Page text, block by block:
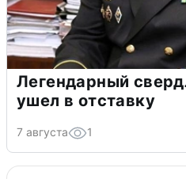
Легендарный
ушел в отставку
7 августа 1